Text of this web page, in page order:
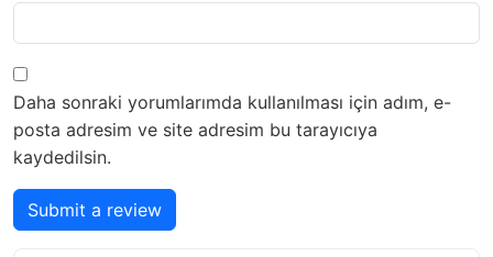
Daha sonraki yorumlarımda kullanılması için adım, e-
posta adresim ve site adresim bu tarayıcıya
kaydedilsin.
Submit a review